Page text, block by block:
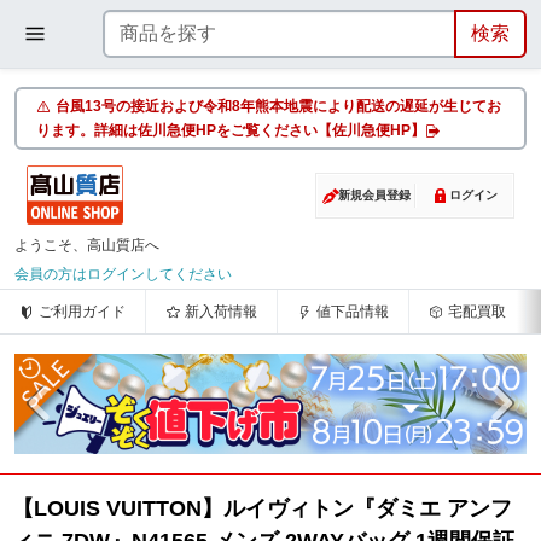
台風13号の接近および令和8年熊本地震により配送の遅延が生じてお
ります。詳細は佐川急便HPをご覧ください【佐川急便HP】
新規会員登録 ログイン
ようこそ、高山質店へ
会員の方はログインしてください
ご利用ガイド 新入荷情報 値下品情報 宅配買取
【LOUIS VUITTON】ルイヴィトン『ダミエ アンフ